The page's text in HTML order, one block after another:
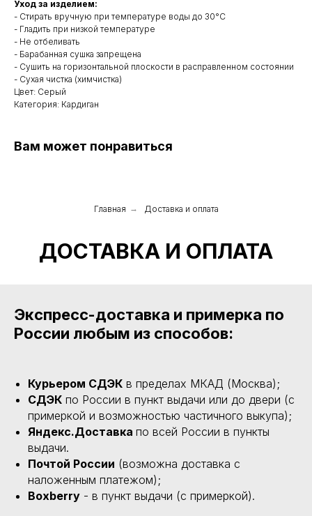
Уход за изделием:
- Стирать вручную при температуре воды до 30°C
- Гладить при низкой температуре
- Не отбеливать
- Барабанная сушка запрещена
- Сушить на горизонтальной плоскости в расправленном состоянии
- Сухая чистка (химчистка)
Цвет: Серый
Категория: Кардиган
Вам может понравиться
Главная → Доставка и оплата
ДОСТАВКА И ОПЛАТА
Экспресс-доставка и примерка по
России любым из способов:
Курьером СДЭК в пределах МКАД (Москва);
СДЭК по России в пункт выдачи или до двери (с
примеркой и возможностью частичного выкупа);
Яндекс.Доставка по всей России в пункты
выдачи.
Почтой России (возможна доставка с
наложенным платежом);
Boxberry - в пункт выдачи (с примеркой).